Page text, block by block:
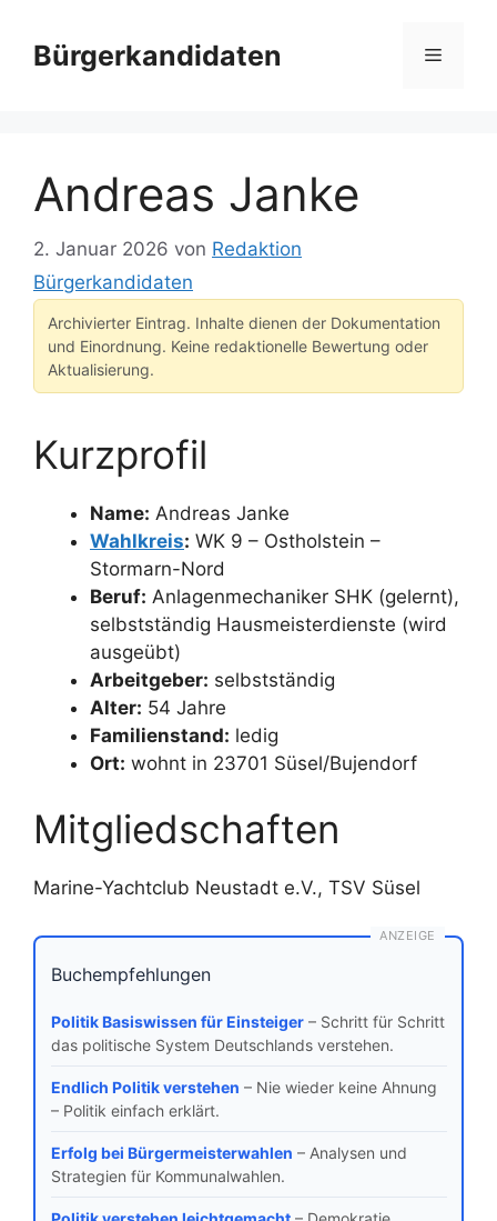
Inhalt
springen
Bürgerkandidaten Menü
Andreas Janke
2. Januar 2026 von Redaktion
Bürgerkandidaten
Archivierter Eintrag. Inhalte dienen der Dokumentation
und Einordnung. Keine redaktionelle Bewertung oder
Aktualisierung.
Kurzprofil
Name: Andreas Janke
Wahlkreis: WK 9 – Ostholstein –
Stormarn-Nord
Beruf: Anlagenmechaniker SHK (gelernt),
selbstständig Hausmeisterdienste (wird
ausgeübt)
Arbeitgeber: selbstständig
Alter: 54 Jahre
Familienstand: ledig
Ort: wohnt in 23701 Süsel/Bujendorf
Mitgliedschaften
Marine-Yachtclub Neustadt e.V., TSV Süsel
ANZEIGE
Buchempfehlungen
Politik Basiswissen für Einsteiger– Schritt für Schritt
das politische System Deutschlands verstehen.
Endlich Politik verstehen – Nie wieder keine Ahnung
– Politik einfach erklärt.
Erfolg bei Bürgermeisterwahlen – Analysen und
Strategien für Kommunalwahlen.